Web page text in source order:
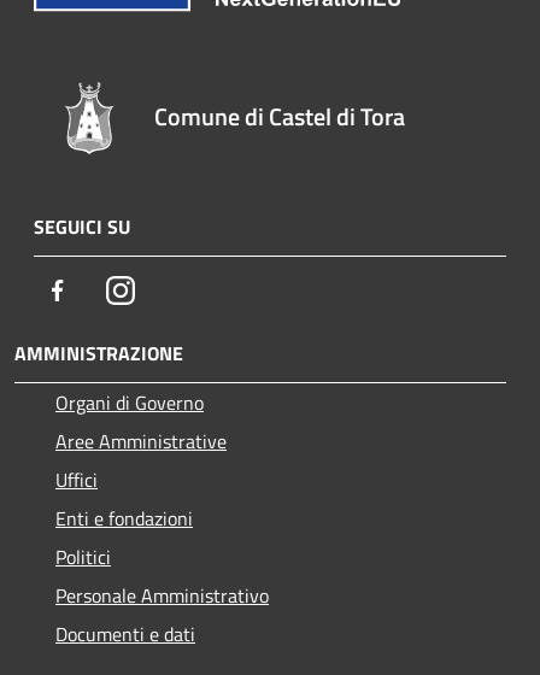
Comune di Castel di Tora
SEGUICI SU
FacebookInstagram
AMMINISTRAZIONE
Organi di Governo
Aree Amministrative
Uffici
Enti e fondazioni
Politici
Personale Amministrativo
Documenti e dati